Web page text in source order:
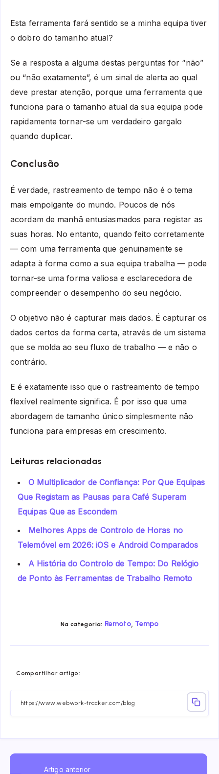
Esta ferramenta fará sentido se a minha equipa tiver
o dobro do tamanho atual?
Se a resposta a alguma destas perguntas for “não”
ou “não exatamente”, é um sinal de alerta ao qual
deve prestar atenção, porque uma ferramenta que
funciona para o tamanho atual da sua equipa pode
rapidamente tornar-se um verdadeiro gargalo
quando duplicar.
Conclusão
É verdade, rastreamento de tempo não é o tema
mais empolgante do mundo. Poucos de nós
acordam de manhã entusiasmados para registar as
suas horas. No entanto, quando feito corretamente
— com uma ferramenta que genuinamente se
adapta à forma como a sua equipa trabalha — pode
tornar-se uma forma valiosa e esclarecedora de
compreender o desempenho do seu negócio.
O objetivo não é capturar mais dados. É capturar os
dados certos da forma certa, através de um sistema
que se molda ao seu fluxo de trabalho — e não o
contrário.
E é exatamente isso que o rastreamento de tempo
flexível realmente significa. É por isso que uma
abordagem de tamanho único simplesmente não
funciona para empresas em crescimento.
Leituras relacionadas
O Multiplicador de Confiança: Por Que Equipas
Que Registam as Pausas para Café Superam
Equipas Que as Escondem
Melhores Apps de Controlo de Horas no
Telemóvel em 2026: iOS e Android Comparados
A História do Controlo de Tempo: Do Relógio
de Ponto às Ferramentas de Trabalho Remoto
Na categoria: Remoto, Tempo
Compartilhar artigo:
Email
Artigo anterior